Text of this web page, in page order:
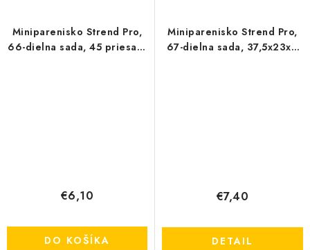
Miniparenisko Strend Pro,
66-dielna sada, 45 priesad,
€6,10
DO KOŠÍKA
Miniparenisko Strend Pro,
67-dielna sada, 37,5x23x6
€7,40
DETAIL